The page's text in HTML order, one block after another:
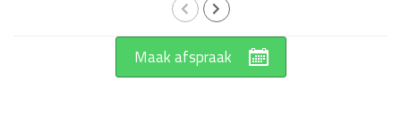
Maak afspraak